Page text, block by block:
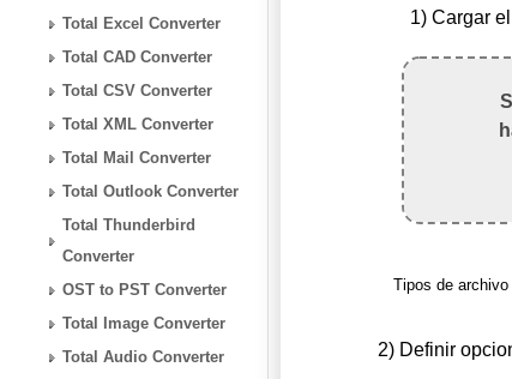
Total Excel Converter
Total CAD Converter
Total CSV Converter
Total XML Converter
Total Mail Converter
Total Outlook Converter
Total Thunderbird
Converter
OST to PST Converter
Total Image Converter
Total Audio Converter
1) Cargar
Tipos de
2) Definir